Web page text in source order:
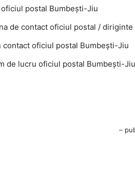
postal Bumbeşti-Jiu
de contact oficiul postal /
contact oficiul postal Bumbeşti-Jiu
de lucru oficiul postal Bumbeşti-Jiu
–